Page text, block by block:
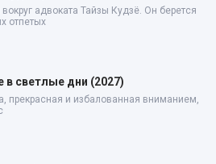
адвоката Тайзы Кудзё. Он берется
отпетых
в светлые дни (2027)
прекрасная и избалованная вниманием,